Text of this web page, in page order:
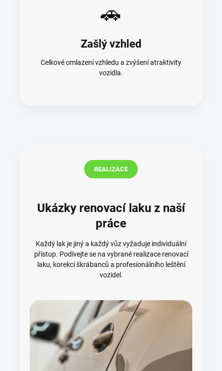
🚗
Zašlý vzhled
Celkové omlazení vzhledu a zvýšení atraktivity
vozidla.
REALIZACE
Ukázky renovací laku z naší
práce
Každý lak je jiný a každý vůz vyžaduje individuální
přístup. Podívejte se na vybrané realizace renovací
laku, korekcí škrábanců a profesionálního leštění
vozidel.